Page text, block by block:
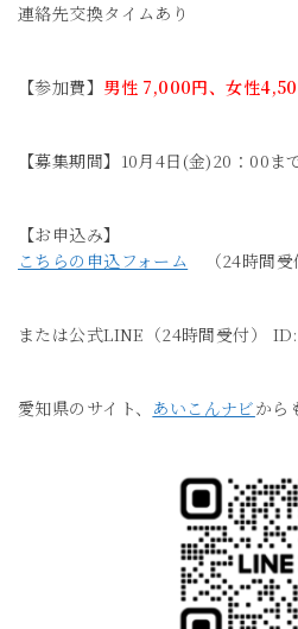
連絡先交換タイムあり
【参加費】 男性 7,000円、女性
【募集期間】10月4日(金)20：00
【お申込み】
こちらの申込フォーム （24時間受
または公式LINE（24時間受付）
愛知県のサイト、 あいこんナビから